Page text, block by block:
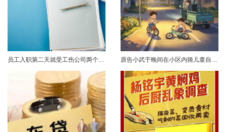
员工入职第二天就受工伤公司两个月后才办理参保这样的“补救”管用吗？案情简介2023年2月初，孔某入职A公司，次日便受工伤，在医院接受治疗至6月底。经鉴定，孔某为十级伤残。2023年6月初，人社部门对孔某作出《认定工伤决定书》。随后孔某提起劳动仲裁，请求用人单位支付一次性伤残补助金。仲裁认为，用人单位已为劳动者购买工伤保险，劳动者要求支付一次性伤残补助金的仲裁请求应当向社保基金管理局申请，故仲裁不予...... 原告小武于晚间在小区内骑儿童自行车与被告常某驾驶的电动三轮车发生碰撞，致使小武受伤且自行车损坏。事发后，小武及其法定代理人与被告多次协商未果，遂诉至法院请求得到赔偿。菏泽经济开发区人民法院经审理后认为，被告常某驾驶电动三轮车，与骑儿童自行车的小武在小区内主干道发生碰撞一案事实清楚。小武作为一名年仅7岁的未成年人，骑儿童自行车由小道汇入主路时车速较快，致使在主路行驶的常某躲闪不及，并且事故发生时小武......